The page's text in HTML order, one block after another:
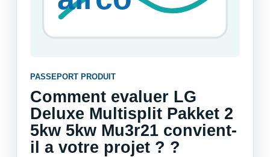
PASSEPORT PRODUIT
Comment evaluer LG
Deluxe Multisplit Pakket 2
5kw 5kw Mu3r21 convient-
il a votre projet ? ?